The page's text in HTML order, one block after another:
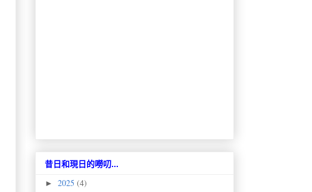
昔日和現日的嘮叨...
► 2025 (4)